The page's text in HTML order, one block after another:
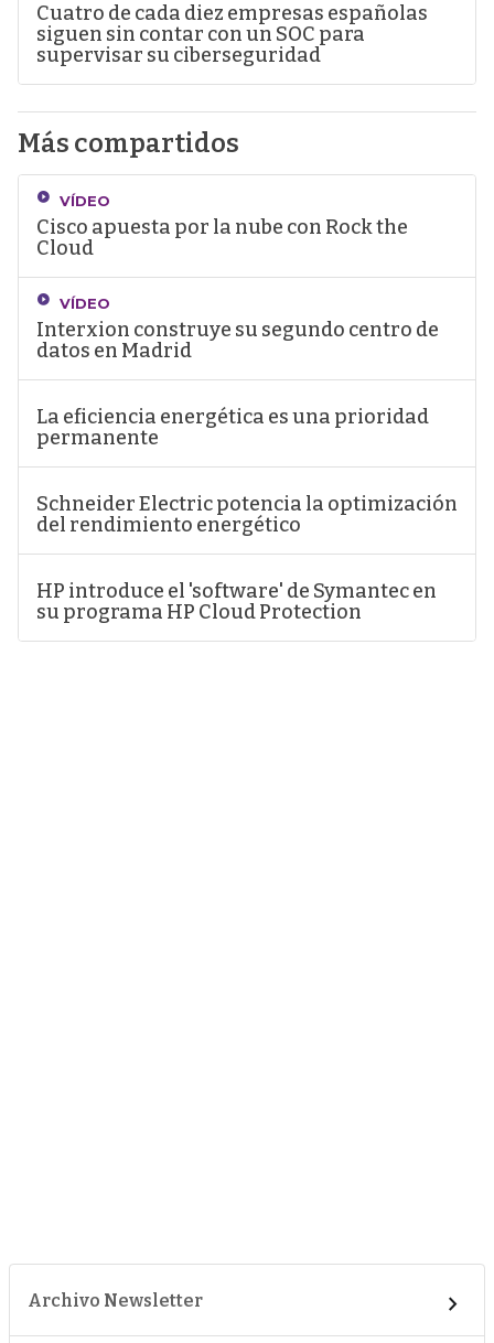
Cuatro de cada diez empresas españolas
siguen sin contar con un SOC para
supervisar su ciberseguridad
Más compartidos
VÍDEO
Cisco apuesta por la nube con Rock the
Cloud
VÍDEO
Interxion construye su segundo centro de
datos en Madrid
La eficiencia energética es una prioridad
permanente
Schneider Electric potencia la optimización
del rendimiento energético
HP introduce el 'software' de Symantec en
su programa HP Cloud Protection
Archivo Newsletter